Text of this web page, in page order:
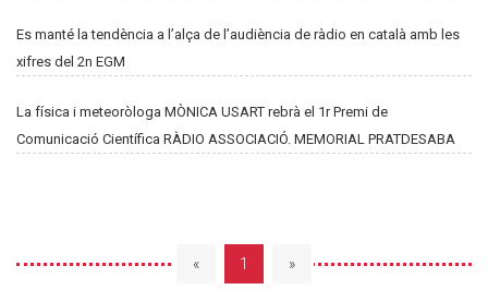
Es manté la tendència a l’alça de l’audiència de ràdio en català amb les
xifres del 2n EGM
La física i meteoròloga MÒNICA USART rebrà el 1r Premi de
Comunicació Científica RÀDIO ASSOCIACIÓ. MEMORIAL PRATDESABA
« 1 »